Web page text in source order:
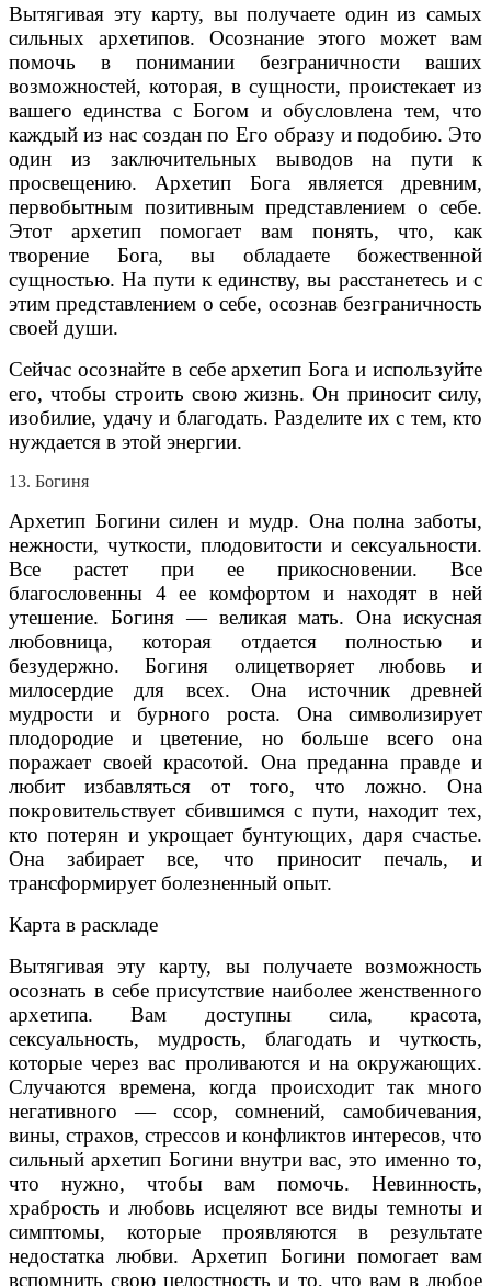
Вытягивая эту карту, вы получаете один из самых
сильных архетипов. Осознание этого может вам
помочь в понимании безграничности ваших
возможностей, которая, в сущности, проистекает из
вашего единства с Богом и обусловлена тем, что
каждый из нас создан по Его образу и подобию. Это
один из заключительных выводов на пути к
просвещению. Архетип Бога является древним,
первобытным позитивным представлением о себе.
Этот архетип помогает вам понять, что, как
творение Бога, вы обладаете божественной
сущностью. На пути к единству, вы расстанетесь и с
этим представлением о себе, осознав безграничность
своей души.
Сейчас осознайте в себе архетип Бога и используйте
его, чтобы строить свою жизнь. Он приносит силу,
изобилие, удачу и благодать. Разделите их с тем, кто
нуждается в этой энергии.
13. Богиня
Архетип Богини силен и мудр. Она полна заботы,
нежности, чуткости, плодовитости и сексуальности.
Все растет при ее прикосновении. Все
благословенны 4 ее комфортом и находят в ней
утешение. Богиня — великая мать. Она искусная
любовница, которая отдается полностью и
безудержно. Богиня олицетворяет любовь и
милосердие для всех. Она источник древней
мудрости и бурного роста. Она символизирует
плодородие и цветение, но больше всего она
поражает своей красотой. Она преданна правде и
любит избавляться от того, что ложно. Она
покровительствует сбившимся с пути, находит тех,
кто потерян и укрощает бунтующих, даря счастье.
Она забирает все, что приносит печаль, и
трансформирует болезненный опыт.
Карта в раскладе
Вытягивая эту карту, вы получаете возможность
осознать в себе присутствие наиболее женственного
архетипа. Вам доступны сила, красота,
сексуальность, мудрость, благодать и чуткость,
которые через вас проливаются и на окружающих.
Случаются времена, когда происходит так много
негативного — ссор, сомнений, самобичевания,
вины, страхов, стрессов и конфликтов интересов, что
сильный архетип Богини внутри вас, это именно то,
что нужно, чтобы вам помочь. Невинность,
храбрость и любовь исцеляют все виды темноты и
симптомы, которые проявляются в результате
недостатка любви. Архетип Богини помогает вам
вспомнить свою целостность и то, что вам в любое